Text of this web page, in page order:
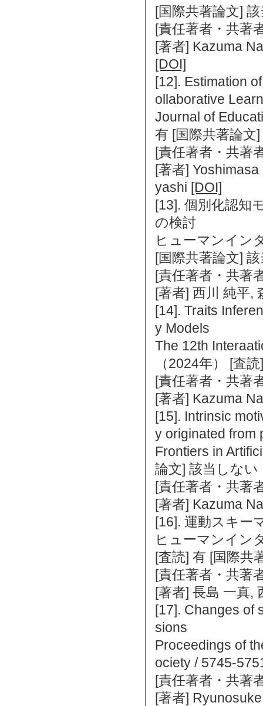
[国際共著論文]
[責任著者・共著
[著者] Kazuma
[DOI]
[12]. Estimation
ollaborative
Journal of
有 [国際共著論文
[責任著者・共著
[著者]
yashi [DOI]
[13]. 個別化認知
の検討
ヒューマンイン
[国際共著論文]
[責任著者・共著
[著者] 西川 純平,
[14]. Traits
y Models
The 12th
（2024年） [査
[責任著者・共著
[著者] Kazuma
[15]. Intrinsic
y originated from
Frontiers in
論文] 該当しない
[責任著者・共著
[著者] Kazuma
[16]. 運動スキー
ヒューマンイン
[査読] 有 [国際共
[責任著者・共著
[著者] 長島 一真,
[17]. Changes of
sions
Proceedings of
ociety / 5745-
[責任著者・共著
[著者]